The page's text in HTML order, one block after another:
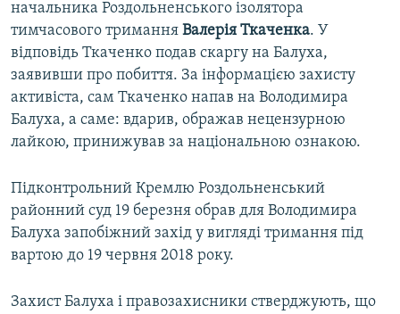
начальника Роздольненського ізолятора
тимчасового тримання Валерія Ткаченка. У
відповідь Ткаченко подав скаргу на Балуха,
заявивши про побиття. За інформацією захисту
активіста, сам Ткаченко напав на Володимира
Балуха, а саме: вдарив, ображав нецензурною
лайкою, принижував за національною ознакою.
Підконтрольний Кремлю Роздольненський
районний суд 19 березня обрав для Володимира
Балуха запобіжний захід у вигляді тримання під
вартою до 19 червня 2018 року.
Захист Балуха і правозахисники стверджують, що